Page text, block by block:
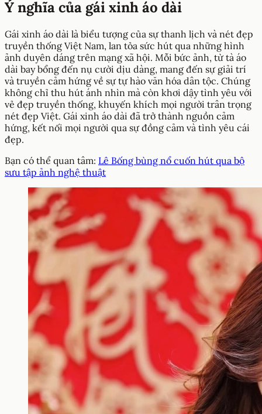
Ý nghĩa của gái xinh áo dài
Gái xinh áo dài là biểu tượng của sự thanh lịch và nét đẹp
truyền thống Việt Nam, lan tỏa sức hút qua những hình
ảnh duyên dáng trên mạng xã hội. Mỗi bức ảnh, từ tà áo
dài bay bổng đến nụ cười dịu dàng, mang đến sự giải trí
và truyền cảm hứng về sự tự hào văn hóa dân tộc. Chúng
không chỉ thu hút ánh nhìn mà còn khơi dậy tình yêu với
vẻ đẹp truyền thống, khuyến khích mọi người trân trọng
nét đẹp Việt. Gái xinh áo dài đã trở thành nguồn cảm
hứng, kết nối mọi người qua sự đồng cảm và tình yêu cái
đẹp.
Bạn có thể quan tâm: Lê Bống bùng nổ cuốn hút qua bộ
sưu tập ảnh nghệ thuật